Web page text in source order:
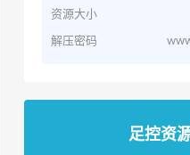
资源大小
解压密码
足控资